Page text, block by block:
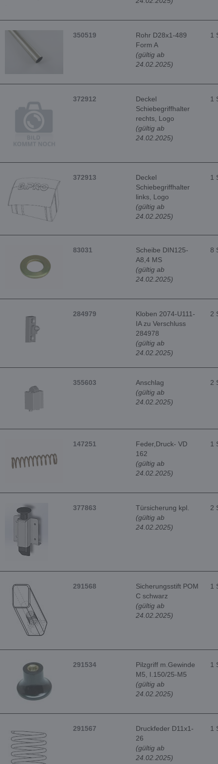
350519
Rohr D28x1-489
Form A
(gültig ab
24.02.2025)
1
372912
Deckel
Schiebegriffhalter
rechts, Logo
(gültig ab
24.02.2025)
1
372913
Deckel
Schiebegriffhalter
links, Logo
(gültig ab
24.02.2025)
1
83031
Scheibe DIN125-
A8,4 MS
(gültig ab
24.02.2025)
8
284979
Kloben 2074-U111-
IA zu Verschluss
284978
(gültig ab
24.02.2025)
2
355603
Anschlag
(gültig ab
24.02.2025)
2
147251
Feder,Druck- VD
162
(gültig ab
24.02.2025)
1
377863
Türsicherung kpl.
(gültig ab
24.02.2025)
2
291568
Sicherungsstift POM
C schwarz
(gültig ab
24.02.2025)
1
291534
Pilzgriff m.Gewinde
M5, I.150/25-M5
(gültig ab
24.02.2025)
1
291567
Druckfeder D11x1-
26
(gültig ab
24.02.2025)
1